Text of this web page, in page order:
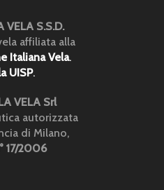
VELA S.S.D.
affiliata alla
Italiana Vela.
UISP.
VELA Srl
autorizzata
di Milano,
17/2006